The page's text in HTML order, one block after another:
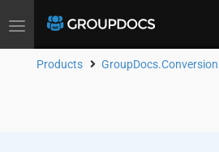
Toggle
Products GroupDocs.Conversion